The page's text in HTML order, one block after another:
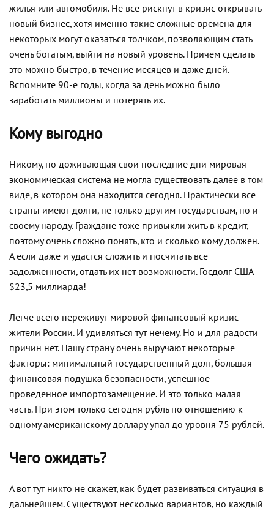
жилья или автомобиля. Не все рискнут в кризис открывать
новый бизнес, хотя именно такие сложные времена для
некоторых могут оказаться толчком, позволяющим стать
очень богатым, выйти на новый уровень. Причем сделать
это можно быстро, в течение месяцев и даже дней.
Вспомните 90-е годы, когда за день можно было
заработать миллионы и потерять их.
Кому выгодно
Никому, но доживающая свои последние дни мировая
экономическая система не могла существовать далее в том
виде, в котором она находится сегодня. Практически все
страны имеют долги, не только другим государствам, но и
своему народу. Граждане тоже привыкли жить в кредит,
поэтому очень сложно понять, кто и сколько кому должен.
А если даже и удастся сложить и посчитать все
задолженности, отдать их нет возможности. Госдолг США –
$23,5 миллиарда!
Легче всего переживут мировой финансовый кризис
жители России. И удивляться тут нечему. Но и для радости
причин нет. Нашу страну очень выручают некоторые
факторы: минимальный государственный долг, большая
финансовая подушка безопасности, успешное
проведенное импортозамещение. И это только малая
часть. При этом только сегодня рубль по отношению к
одному американскому доллару упал до уровня 75 рублей.
Чего ожидать?
А вот тут никто не скажет, как будет развиваться ситуация в
дальнейшем. Существуют несколько вариантов, но каждый